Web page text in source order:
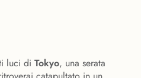
luci di Tokyo, una serata